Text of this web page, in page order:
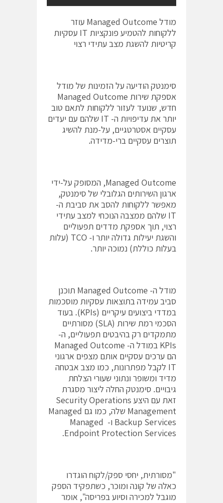
מודל Managed Outcome עוזר
ללקוחות להטמיע פונקציות IT עסקיות
קריטיות להשגת מצב עתידי רצוי
סימנטק הודיעה על הזמינות של מודל
אספקת שירות Managed Outcome
חדש, שנועד לעזור ללקוחות לתאם טוב
יותר את עדיפויות ה- IT שלהם עם יעדים
עסקיים אסטרטגיים, על-מנת להשיג
תוצרים עסקיים ברי-מדידה.
Managed Outcome, המסופק על-ידי
ארגון השירותים הגלובלי של סימנטק,
מאפשר ללקוחות להסב את סביבת ה-
IT שלהם ממצבה הנוכחי למצב עתידי
רצוי, תוך אספקת מדדים תפעוליים
והשגת יעילות גדולה יותר ו- TCO (עלות
בעלות כוללת) נמוכה יותר.
מודל ה- Managed Outcome תוכנן
סביב עמידה בתוצאות עסקיות מוסכמות
במדדי ביצועים עיקריים (KPIs). בעוד
הסכמי רמת שירות (SLA) מסורתיים
מתמקדים רק בהיבטים תפעוליים, ה-
KPIs במודל ה- Managed Outcome
הם ערכים עסקיים אותם מצפים ארגוני
IT לקבל מפתרונות, כמו מצב אבטחה
מדיד ומשופר ונתוני שעורי הצלחת
גיבויים. סימנטק החלה ליצור מסגרת
זאת עם היצע Security Operations
Management שלה, כמו גם Managed
Backup Services ו- Managed
Endpoint Protection Services.
"מסורתית, יחסי ספק/לקוח הוגדרו
כאלה של קונה ומוכר, כשתפקיד הספק
מוגבל למכירה וסיוע בפריסה", אומר